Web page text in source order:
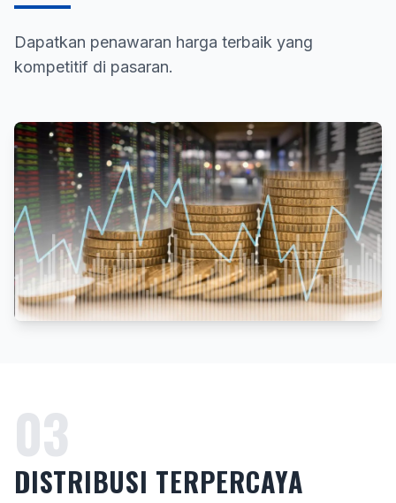
Dapatkan penawaran harga terbaik yang
kompetitif di pasaran.
03
DISTRIBUSI TERPERCAYA